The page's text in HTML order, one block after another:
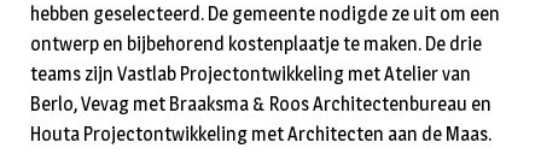
hebben geselecteerd. De gemeente nodigde ze uit om een
ontwerp en bijbehorend kostenplaatje te maken. De drie
teams zijn Vastlab Projectontwikkeling met Atelier van
Berlo, Vevag met Braaksma & Roos Architectenbureau en
Houta Projectontwikkeling met Architecten aan de Maas.